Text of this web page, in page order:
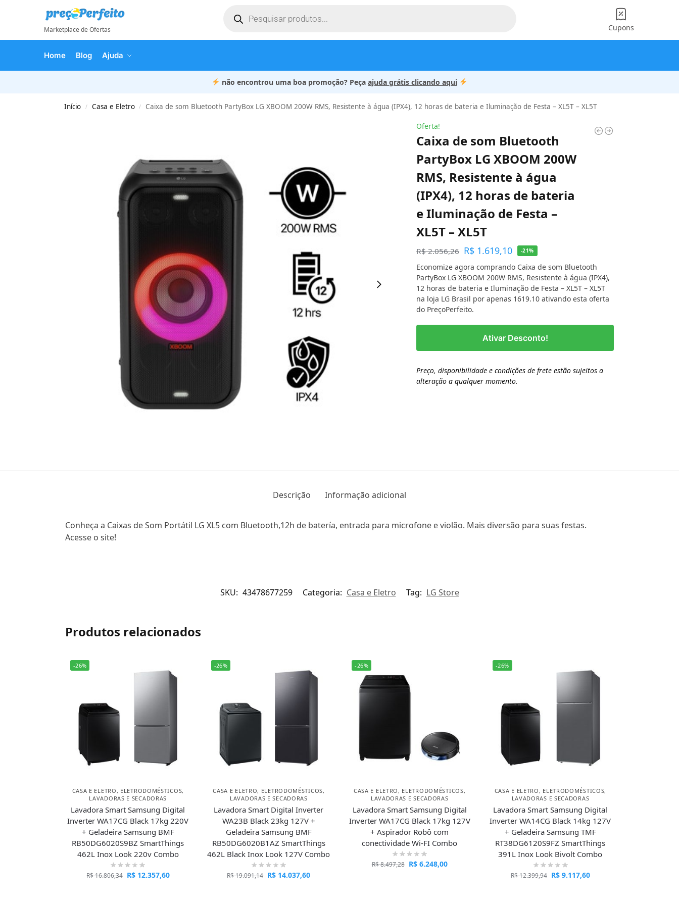
Marketplace de Ofertas Cupons
Home Blog Ajuda
não encontrou uma boa promoção? Peça ajuda grátis clicando aqui
Início / Casa e Eletro / Caixa de som Bluetooth PartyBox LG XBOOM 200W RMS, Resistente à água (IPX4), 12 horas de bateria e Iluminação de Festa – XL5T – XL5T
Oferta!
Caixa de som Bluetooth
PartyBox LG XBOOM 200W
RMS, Resistente à água
(IPX4), 12 horas de bateria
e Iluminação de Festa –
XL5T – XL5T
R$2.056,26 R$ 1.619,10 -21%
Economize agora comprando Caixa de som Bluetooth
PartyBox LG XBOOM 200W RMS, Resistente à água (IPX4),
12 horas de bateria e Iluminação de Festa – XL5T – XL5T
na loja LG Brasil por apenas 1619.10 ativando esta oferta
do PreçoPerfeito.
Ativar Desconto!
Preço, disponibilidade e condições de frete estão sujeitos a
alteração a qualquer momento.
Descrição Informação adicional
Conheça a Caixas de Som Portátil LG XL5 com Bluetooth,12h de batería, entrada para microfone e violão. Mais diversão para suas festas.
Acesse o site!
SKU: 43478677259 Categoria: Casa e Eletro Tag: LG Store
Produtos relacionados
-26%
CASA E ELETRO , ELETRODOMÉSTICOS,
LAVADORAS E SECADORAS
Lavadora Smart Samsung Digital
Inverter WA17CG Black 17kg 220V
+ Geladeira Samsung BMF
RB50DG6020S9BZ SmartThings
462L Inox Look 220v Combo
R$16.806,34 R$12.357,60
-26%
CASA E ELETRO, ELETRODOMÉSTICOS,
LAVADORAS E SECADORAS
Lavadora Smart Digital Inverter
WA23B Black 23kg 127V +
Geladeira Samsung BMF
RB50DG6020B1AZ SmartThings
462L Black Inox Look 127V Combo
R$19.091,14 R$ 14.037,60
-26%
CASA E ELETRO , ELETRODOMÉSTICOS,
LAVADORAS E SECADORAS
Lavadora Smart Samsung Digital
Inverter WA17CG Black 17kg 127V
+ Aspirador Robô com
conectividade Wi-FI Combo
R$8.497,28 R$6.248,00
-26%
CASA E ELETRO , ELETRODOMÉSTICOS,
LAVADORAS E SECADORAS
Lavadora Smart Samsung Digital
Inverter WA14CG Black 14kg 127V
+ Geladeira Samsung TMF
RT38DG6120S9FZ SmartThings
391L Inox Look Bivolt Combo
R$12.399,94 R$9.117,60